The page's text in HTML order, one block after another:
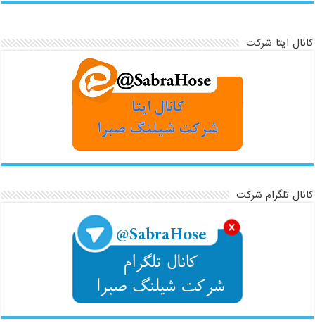
کانال ایتا شرکت
کانال تلگرام شرکت